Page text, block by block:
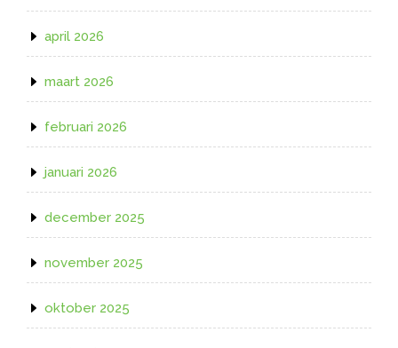
april 2026
maart 2026
februari 2026
januari 2026
december 2025
november 2025
oktober 2025